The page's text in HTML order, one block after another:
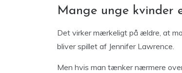
Mange unge kvinder
Det virker mærkeligt på ældre, at
bliver spillet af Jennifer Lawrence.
Men hvis man tænker nærmere